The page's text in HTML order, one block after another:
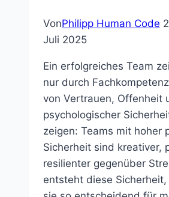
VonPhilipp Human Code
Juli 2025
Ein erfolgreiches Team
nur durch
von Vertrauen, Offenheit
psychologischer
zeigen: Teams mit hoher
Sicherheit sind kreativer,
resilienter gegenüber
entsteht diese